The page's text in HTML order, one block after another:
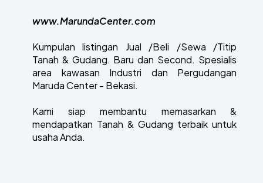
www.MarundaCenter.com
Kumpulan listingan Jual /Beli /Sewa /Titip
Tanah & Gudang. Baru dan Second. Spesialis
area kawasan Industri dan Pergudangan
Maruda Center - Bekasi.
Kami siap membantu memasarkan &
mendapatkan Tanah & Gudang terbaik untuk
usaha Anda.